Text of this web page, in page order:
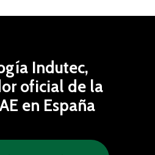
Indutec,
oficial de la
en España